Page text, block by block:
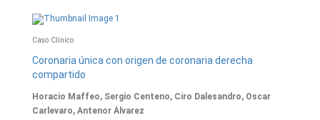
Caso Clínico
Coronaria única con origen de coronaria derecha
compartido
Horacio Maffeo, Sergio Centeno, Ciro Dalesandro, Oscar
Carlevaro, Antenor Álvarez